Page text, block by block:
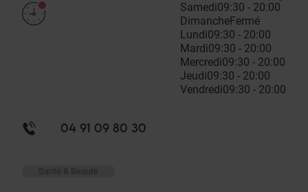
Samedi09:30 - 20:00
DimancheFermé
Lundi09:30 - 20:00
Mardi09:30 - 20:00
Mercredi09:30 - 20:00
Jeudi09:30 - 20:00
Vendredi09:30 - 20:00
04 91 09 80 30
Santé & Beauté